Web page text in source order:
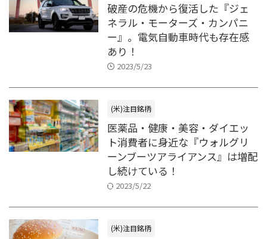
破産の危機から復活した『ジェ
ネラル・モーターズ・カンパニ
ー』。電気自動車時代も存在感
あり！
2023/5/23
(米)注目銘柄
医薬品・健康・美容・ダイエッ
ト消費者に身近な『ウォルグリ
ーンブーツアライアンス』は増配
し続けている！
2023/5/22
(米)注目銘柄